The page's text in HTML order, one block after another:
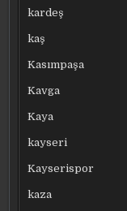
kardeş
kaş
Kasımpaşa
Kavga
Kaya
kayseri
Kayserispor
kaza